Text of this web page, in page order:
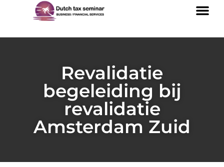
Revalidatie
begeleiding bij
revalidatie
Amsterdam Zuid